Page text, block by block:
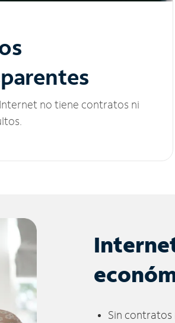
no tiene contratos ni
Sin contratos